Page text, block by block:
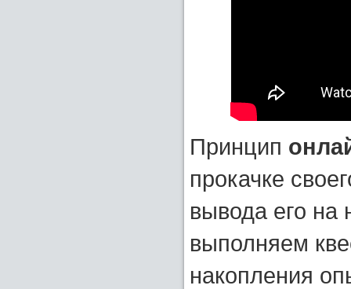
Принцип
прокачке
вывода его
выполняем
накопления